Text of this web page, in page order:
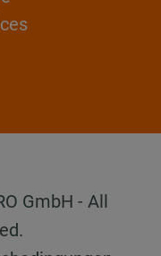
GmbH - All